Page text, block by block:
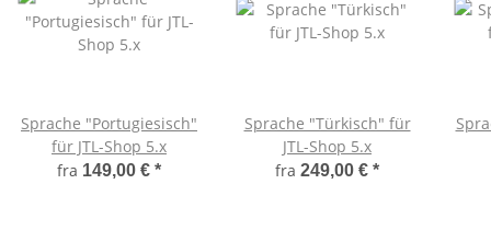
Sprache "Portugiesisch"
für JTL-Shop 5.x
fra 149,00 € *
Sprache "Türkisch" für
JTL-Shop 5.x
fra 249,00 € *